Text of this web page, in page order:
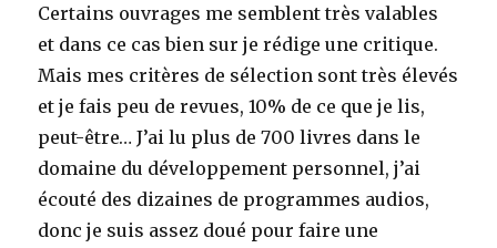
Certains ouvrages me semblent très valables
et dans ce cas bien sur je rédige une critique.
Mais mes critères de sélection sont très élevés
et je fais peu de revues, 10% de ce que je lis,
peut-être… J’ai lu plus de 700 livres dans le
domaine du développement personnel, j’ai
écouté des dizaines de programmes audios,
donc je suis assez doué pour faire une